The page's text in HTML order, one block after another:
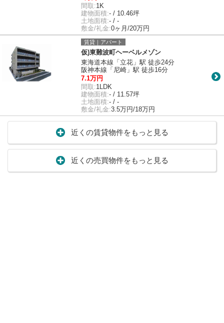
間取:1K
建物面積:- / 10.46坪
土地面積:- / -
敷金/礼金:0ヶ月/20万円
賃貸｜アパート
仮)東難波町ヘーベルメゾン
東海道本線「立花」駅 徒歩24分
阪神本線「尼崎」駅 徒歩16分
7.1万円
間取:1LDK
建物面積:- / 11.57坪
土地面積:- / -
敷金/礼金:3.5万円/18万円
近くの賃貸物件をもっと見る
近くの売買物件をもっと見る